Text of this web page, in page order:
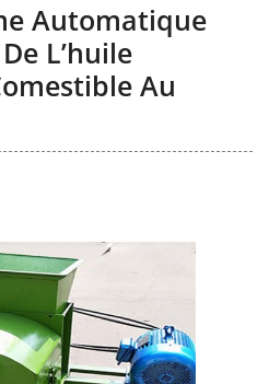
Automatique
L’huile
Au